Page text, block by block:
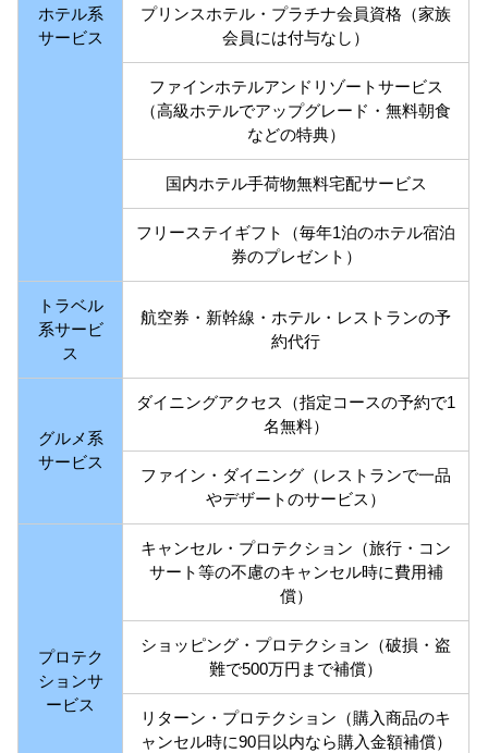
ホテル系
サービス
プリンスホテル・プラチナ会員資格（家族
会員には付与なし）
ファインホテルアンドリゾートサービス
（高級ホテルでアップグレード・無料朝食
などの特典）
国内ホテル手荷物無料宅配サービス
フリーステイギフト（毎年1泊のホテル宿泊
券のプレゼント）
トラベル
系サービ
ス
航空券・新幹線・ホテル・レストランの予
約代行
グルメ系
サービス
ダイニングアクセス（指定コースの予約で1
名無料）
ファイン・ダイニング（レストランで一品
やデザートのサービス）
プロテク
ションサ
ービス
キャンセル・プロテクション（旅行・コン
サート等の不慮のキャンセル時に費用補
償）
ショッピング・プロテクション（破損・盗
難で500万円まで補償）
リターン・プロテクション（購入商品のキ
ャンセル時に90日以内なら購入金額補償）